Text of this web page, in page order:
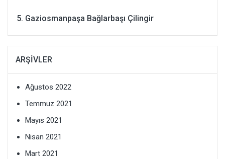
Gaziosmanpaşa Bağlarbaşı Çilingir
ARŞIVLER
Ağustos 2022
Temmuz 2021
Mayıs 2021
Nisan 2021
Mart 2021